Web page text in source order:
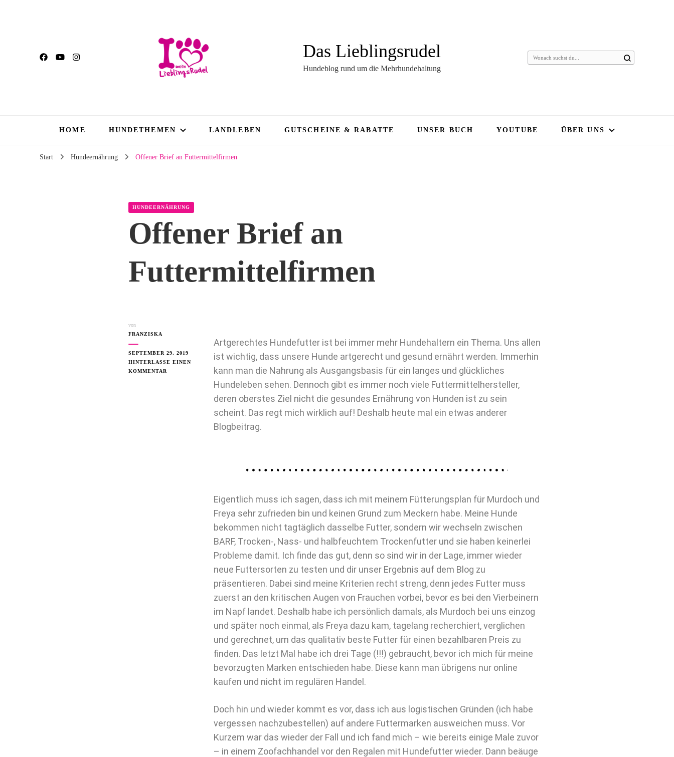
Das Lieblingsrudel
Hundeblog rund um die Mehrhundehaltung
HOME HUNDETHEMEN LANDLEBEN GUTSCHEINE & RABATTE UNSER BUCH YOUTUBE ÜBER UNS
Start Hundeernährung Offener Brief an Futtermittelfirmen
HUNDEERNÄHRUNG
Offener Brief an
Futtermittelfirmen
von
FRANZISKA
SEPTEMBER 29, 2019
HINTERLASSE EINEN
KOMMENTAR
Artgerechtes Hundefutter ist bei immer mehr Hundehaltern ein Thema. Uns allen
ist wichtig, dass unsere Hunde artgerecht und gesund ernährt werden. Immerhin
kann man die Nahrung als Ausgangsbasis für ein langes und glückliches
Hundeleben sehen. Dennoch gibt es immer noch viele Futtermittelhersteller,
deren oberstes Ziel nicht die gesundes Ernährung von Hunden ist zu sein
scheint. Das regt mich wirklich auf! Deshalb heute mal ein etwas anderer
Blogbeitrag.
Eigentlich muss ich sagen, dass ich mit meinem Fütterungsplan für Murdoch und
Freya sehr zufrieden bin und keinen Grund zum Meckern habe. Meine Hunde
bekommen nicht tagtäglich dasselbe Futter, sondern wir wechseln zwischen
BARF, Trocken-, Nass- und halbfeuchtem Trockenfutter und sie haben keinerlei
Probleme damit. Ich finde das gut, denn so sind wir in der Lage, immer wieder
neue Futtersorten zu testen und dir unser Ergebnis auf dem Blog zu
präsentieren. Dabei sind meine Kriterien recht streng, denn jedes Futter muss
zuerst an den kritischen Augen von Frauchen vorbei, bevor es bei den Vierbeinern
im Napf landet. Deshalb habe ich persönlich damals, als Murdoch bei uns einzog
und später noch einmal, als Freya dazu kam, tagelang recherchiert, verglichen
und gerechnet, um das qualitativ beste Futter für einen bezahlbaren Preis zu
finden. Das letzt Mal habe ich drei Tage (!!!) gebraucht, bevor ich mich für meine
bevorzugten Marken entschieden habe. Diese kann man übrigens nur online
kaufen und nicht im regulären Handel.
Doch hin und wieder kommt es vor, dass ich aus logistischen Gründen (ich habe
vergessen nachzubestellen) auf andere Futtermarken ausweichen muss. Vor
Kurzem war das wieder der Fall und ich fand mich – wie bereits einige Male zuvor
– in einem Zoofachhandel vor den Regalen mit Hundefutter wieder. Dann beäuge